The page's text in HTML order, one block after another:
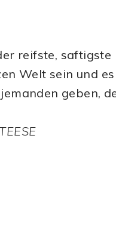
reifste,
Welt sein und
geben,